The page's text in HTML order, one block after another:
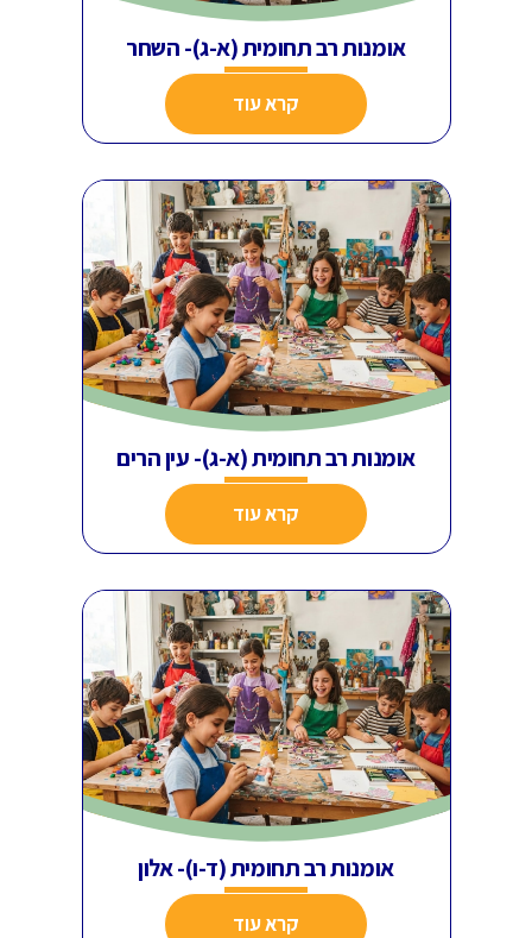
אומנות רב תחומית (א-ג)- השחר
קרא עוד
אומנות רב תחומית (א-ג)- עין הרים
קרא עוד
אומנות רב תחומית (ד-ו)- אלון
קרא עוד